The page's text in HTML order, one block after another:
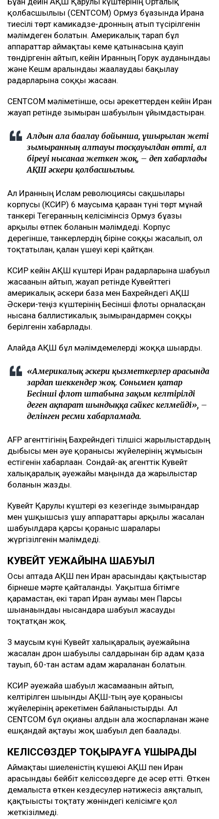
қолбасшылығы (CENTCOM) Ормуз бұғазында Иранға
тиесілі төрт камикадзе-дронның атып түсірілгенін
мәлімдеген болатын. Америкалық тарап бұл
аппараттар аймақтағы кеме қатынасына қауіп
төндіргенін айтып, кейін Иранның Горук ауданындағы
және Кешм аралындағы жағалаудағы бақылау
радарларына соққы жасаған.
CENTCOM мәліметінше, осы әрекеттерден кейін Иран
жауап ретінде зымыран шабуылын ұйымдастырған.
Алдын ала бағалау бойынша, ұшырылған жеті
зымыранның алтауы тосқауылдан өтті, ал
біреуі нысанаға жеткен жоқ, – деп хабарлады
АҚШ әскери қолбасшылығы.
Ал Иранның Ислам революциясы сақшылары
корпусы (КСИР) 6 маусымға қараған түні төрт мұнай
танкері Тегеранның келісімінсіз Ормуз бұғазы
арқылы өтпек болғанын мәлімдеді. Корпус
дерегінше, танкерлердің біріне соққы жасалып, ол
тоқтатылған, қалған үшеуі кері қайтқан.
КСИР кейін АҚШ күштері Иран радарларына шабуыл
жасағанын айтып, жауап ретінде Кувейттегі
америкалық әскери база мен Бахрейндегі АҚШ
Әскери-теңіз күштерінің Бесінші флоты орналасқан
нысанға баллистикалық зымырандармен соққы
берілгенін хабарлады.
Алайда АҚШ бұл мәлімдемелерді жоққа шығарды.
«Америкалық әскери қызметкерлер арасында
зардап шеккендер жоқ. Сонымен қатар
Бесінші флот штабына зақым келтірілді
деген ақпарат шындыққа сәйкес келмейді», –
делінген ресми хабарламада.
AFP агенттігінің Бахрейндегі тілшісі жарылыстардың
дыбысы мен әуе қорғанысы жүйелерінің жұмысын
естігенін хабарлаған. Сондай-ақ агенттік Кувейт
халықаралық әуежайы маңында да жарылыстар
болғанын жазды.
Кувейт Қарулы күштері өз кезегінде зымырандар
мен ұшқышсыз ұшу аппараттары арқылы жасалған
шабуылдарға қарсы қорғаныс шаралары
жүргізілгенін мәлімдеді.
КУВЕЙТ ӘУЕЖАЙЫНА ШАБУЫЛ
Осы аптада АҚШ пен Иран арасындағы қақтығыстар
бірнеше мәрте қайталанды. Уақытша бітімге
қарамастан, екі тарап Иран аумағы мен Парсы
шығанағындағы нысандарға шабуыл жасауды
тоқтатқан жоқ.
3 маусым күні Кувейт халықаралық әуежайына
жасалған дрон шабуылы салдарынан бір адам қаза
тауып, 60-тан астам адам жараланған болатын.
КСИР әуежайға шабуыл жасамағанын айтып,
келтірілген шығынды АҚШ-тың әуе қорғанысы
жүйелерінің әрекетімен байланыстырды. Ал
CENTCOM бұл оқиғаны алдын ала жоспарланған және
ешқандай ақтауы жоқ шабуыл деп бағалады.
КЕЛІССӨЗДЕР ТОҚЫРАУҒА ҰШЫРАДЫ
Аймақтағы шиеленістің күшеюі АҚШ пен Иран
арасындағы бейбіт келіссөздерге де әсер етті. Өткен
демалыста өткен кездесулер нәтижесіз аяқталып,
қақтығысты тоқтату жөніндегі келісімге қол
жеткізілмеді.